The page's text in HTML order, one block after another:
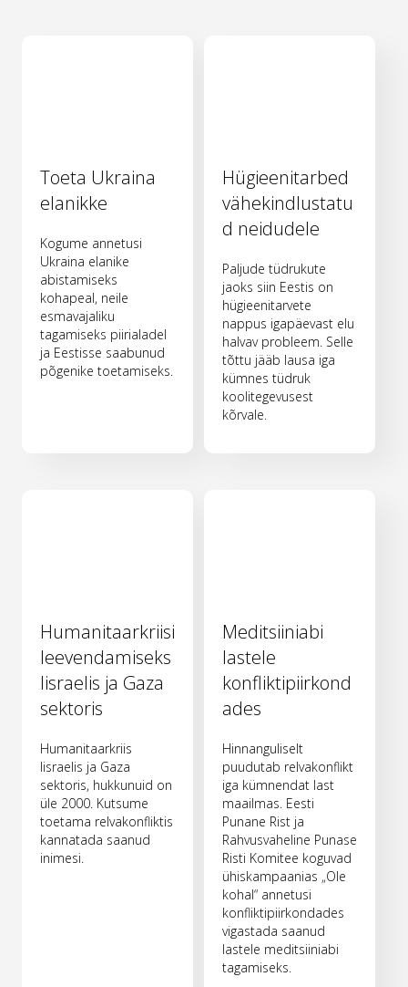
Toeta Ukraina
elanikke
Kogume annetusi
Ukraina elanike
abistamiseks
kohapeal, neile
esmavajaliku
tagamiseks piirialadel
ja Eestisse saabunud
põgenike toetamiseks.
Hügieenitarbed
vähekindlustatu
d neidudele
Paljude tüdrukute
jaoks siin Eestis on
hügieenitarvete
nappus igapäevast elu
halvav probleem. Selle
tõttu jääb lausa iga
kümnes tüdruk
koolitegevusest
kõrvale.
Humanitaarkriisi
leevendamiseks
Iisraelis ja Gaza
sektoris
Humanitaarkriis
Iisraelis ja Gaza
sektoris, hukkunuid on
üle 2000. Kutsume
toetama relvakonfliktis
kannatada saanud
inimesi.
Meditsiiniabi
lastele
konfliktipiirkond
ades
Hinnanguliselt
puudutab relvakonflikt
iga kümnendat last
maailmas. Eesti
Punane Rist ja
Rahvusvaheline Punase
Risti Komitee koguvad
ühiskampaanias „Ole
kohal“ annetusi
konfliktipiirkondades
vigastada saanud
lastele meditsiiniabi
tagamiseks.